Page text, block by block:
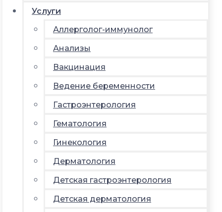
Услуги
Аллерголог-иммунолог
Анализы
Вакцинация
Ведение беременности
Гастроэнтерология
Гематология
Гинекология
Дерматология
Детская гастроэнтерология
Детская дерматология